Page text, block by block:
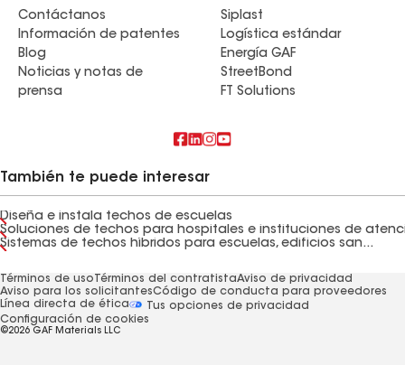
Contáctanos
Información de patentes
Blog
Noticias y notas de
prensa
Siplast
Logística estándar
Energía GAF
StreetBond
FT Solutions
También te puede interesar
Diseña e instala techos de escuelas
Sistemas de techos híbridos para escuelas, edificios san...
Términos de usoTérminos del contratistaAviso de privacidad
Aviso para los solicitantesCódigo de conducta para proveedores
Línea directa de ética
Tus opciones de privacidad
Configuración de cookies
©2026 GAF Materials LLC